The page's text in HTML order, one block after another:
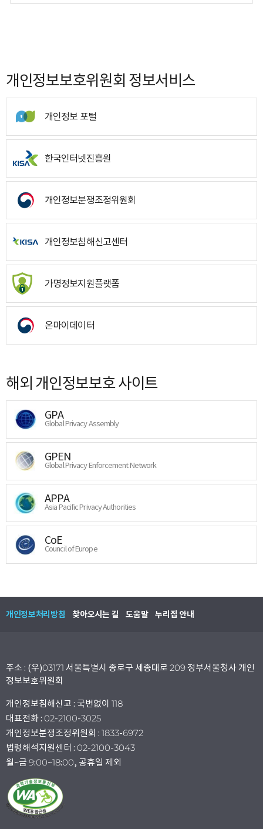
개인정보보호위원회 정보서비스
개인정보 포털
한국인터넷진흥원
개인정보분쟁조정위원회
개인정보침해신고센터
가명정보지원플랫폼
온마이데이터
해외 개인정보보호 사이트
GPA
Global Privacy Assembly
GPEN
Global Privacy Enforcement Network
APPA
Asia Pacific Privacy Authorities
CoE
Council of Europe
개인정보처리방침 찾아오시는 길 도움말 누리집 안내
주소 : (우)03171 서울특별시 종로구 세종대로 209 정부서울청사 개인
정보보호위원회
개인정보침해신고 : 국번없이 118
대표전화 : 02-2100-3025
개인정보분쟁조정위원회 : 1833-6972
법령해석지원센터 : 02-2100-3043
월~금 9:00~18:00, 공휴일 제외